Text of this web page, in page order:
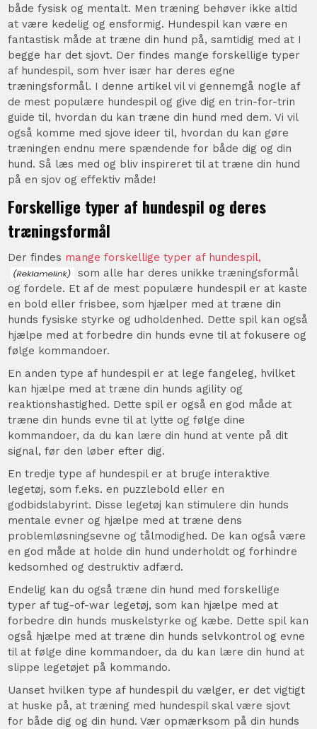
både fysisk og mentalt. Men træning behøver ikke altid
at være kedelig og ensformig. Hundespil kan være en
fantastisk måde at træne din hund på, samtidig med at I
begge har det sjovt. Der findes mange forskellige typer
af hundespil, som hver især har deres egne
træningsformål. I denne artikel vil vi gennemgå nogle af
de mest populære hundespil og give dig en trin-for-trin
guide til, hvordan du kan træne din hund med dem. Vi vil
også komme med sjove ideer til, hvordan du kan gøre
træningen endnu mere spændende for både dig og din
hund. Så læs med og bliv inspireret til at træne din hund
på en sjov og effektiv måde!
Forskellige typer af hundespil og deres
træningsformål
Der findes mange forskellige typer af hundespil,
som alle har deres unikke træningsformål
og fordele. Et af de mest populære hundespil er at kaste
en bold eller frisbee, som hjælper med at træne din
hunds fysiske styrke og udholdenhed. Dette spil kan også
hjælpe med at forbedre din hunds evne til at fokusere og
følge kommandoer.
En anden type af hundespil er at lege fangeleg, hvilket
kan hjælpe med at træne din hunds agility og
reaktionshastighed. Dette spil er også en god måde at
træne din hunds evne til at lytte og følge dine
kommandoer, da du kan lære din hund at vente på dit
signal, før den løber efter dig.
En tredje type af hundespil er at bruge interaktive
legetøj, som f.eks. en puzzlebold eller en
godbidslabyrint. Disse legetøj kan stimulere din hunds
mentale evner og hjælpe med at træne dens
problemløsningsevne og tålmodighed. De kan også være
en god måde at holde din hund underholdt og forhindre
kedsomhed og destruktiv adfærd.
Endelig kan du også træne din hund med forskellige
typer af tug-of-war legetøj, som kan hjælpe med at
forbedre din hunds muskelstyrke og kæbe. Dette spil kan
også hjælpe med at træne din hunds selvkontrol og evne
til at følge dine kommandoer, da du kan lære din hund at
slippe legetøjet på kommando.
Uanset hvilken type af hundespil du vælger, er det vigtigt
at huske på, at træning med hundespil skal være sjovt
for både dig og din hund. Vær opmærksom på din hunds